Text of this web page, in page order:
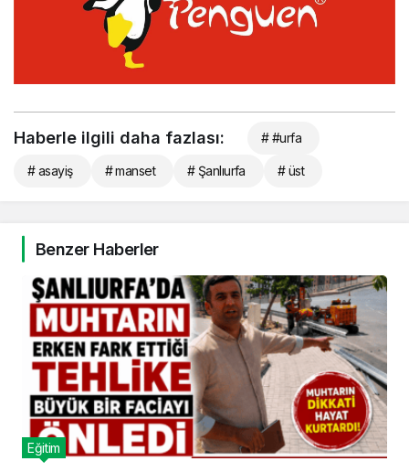
Haberle ilgili daha fazlası: # #urfa
# asayiş # manset # Şanlıurfa # üst
Benzer Haberler
Eğitim